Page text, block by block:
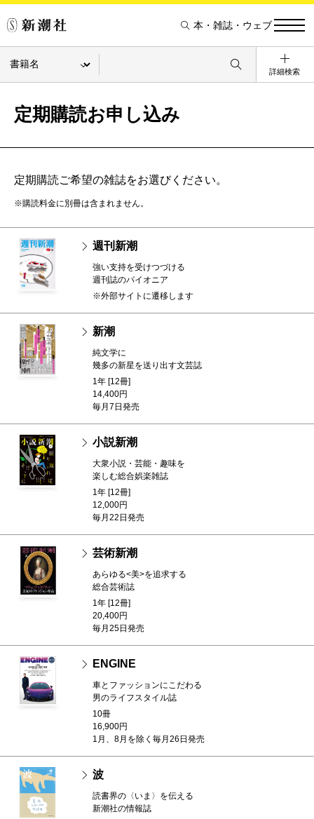
本・雑誌・ウェブ
詳細検索
定期購読お申し込み
定期購読ご希望の雑誌をお選びください。
※購読料金に別冊は含まれません。
週刊新潮
強い支持を受けつづける
週刊誌のパイオニア
※外部サイトに遷移します
新潮
純文学に
幾多の新星を送り出す文芸誌
1年 [12冊]
14,400円
毎月7日発売
小説新潮
大衆小説・芸能・趣味を
楽しむ総合娯楽雑誌
1年 [12冊]
12,000円
毎月22日発売
芸術新潮
あらゆる<美>を追求する
総合芸術誌
1年 [12冊]
20,400円
毎月25日発売
ENGINE
車とファッションにこだわる
男のライフスタイル誌
10冊
16,900円
1月、8月を除く毎月26日発売
波
読書界の〈いま〉を伝える
新潮社の情報誌